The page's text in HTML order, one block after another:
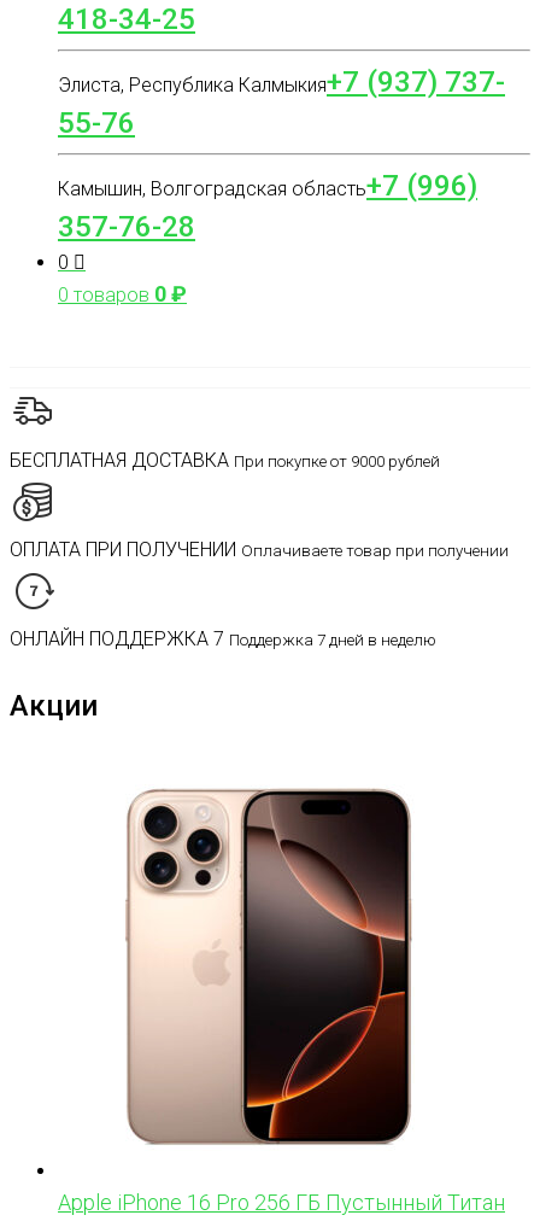
418-34-25
Элиста, Республика Калмыкия+7 (937) 737-
55-76
Камышин, Волгоградская область+7 (996)
357-76-28
0
0 товаров 0₽
БЕСПЛАТНАЯ ДОСТАВКА При покупке от 9000 рублей
ОПЛАТА ПРИ ПОЛУЧЕНИИ Оплачиваете товар при получении
ОНЛАЙН ПОДДЕРЖКА 7 Поддержка 7 дней в неделю
Акции
Apple iPhone 16 Pro 256 ГБ Пустынный Титан